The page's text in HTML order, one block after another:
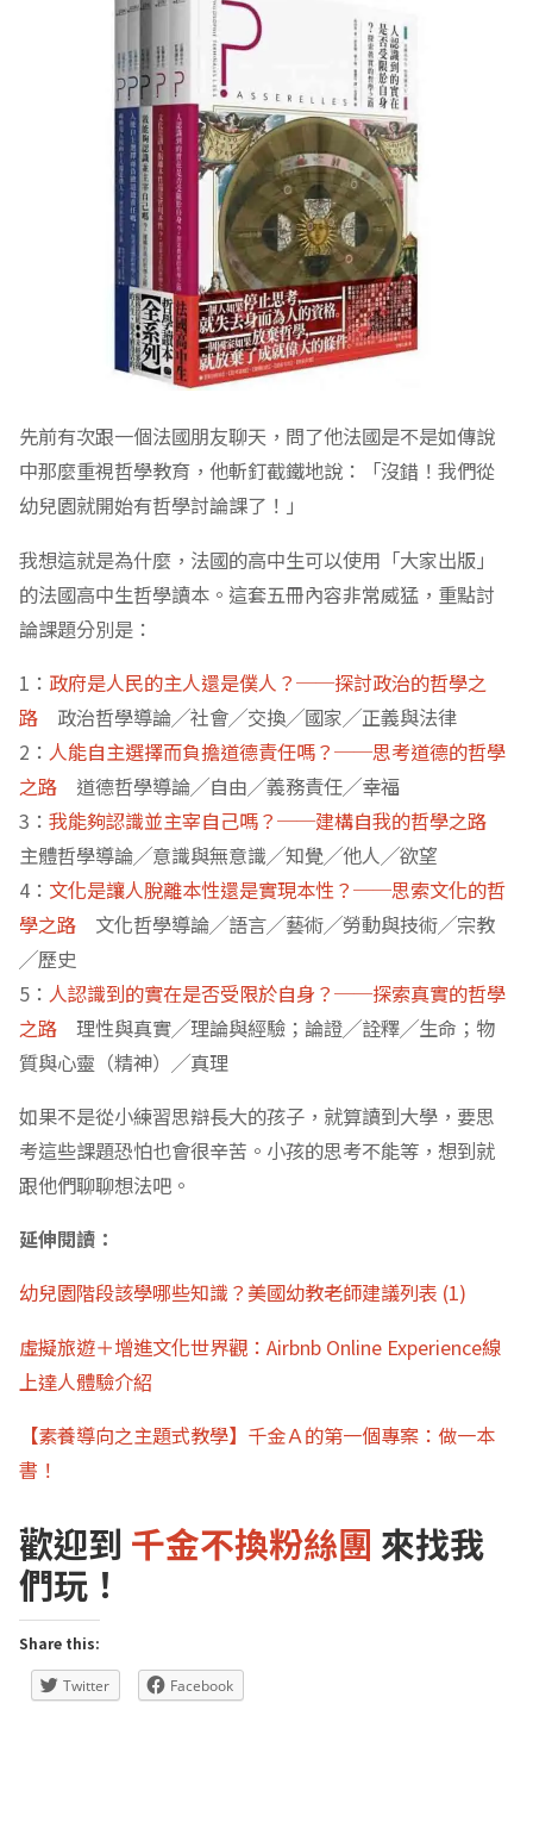
先前有次跟一個法國朋友聊天，問了他法國是不是如傳說
中那麼重視哲學教育，他斬釘截鐵地說：「沒錯！我們從
幼兒園就開始有哲學討論課了！」
我想這就是為什麼，法國的高中生可以使用「大家出版」
的法國高中生哲學讀本。這套五冊內容非常威猛，重點討
論課題分別是：
1： 政府是人民的主人還是僕人？──探討政治的哲學之
路 政治哲學導論╱社會╱交換╱國家╱正義與法律
2：人能自主選擇而負擔道德責任嗎？──思考道德的哲學
之路 道德哲學導論╱自由╱義務責任╱幸福
3：我能夠認識並主宰自己嗎？──建構自我的哲學之路
主體哲學導論╱意識與無意識╱知覺╱他人╱欲望
4： 文化是讓人脫離本性還是實現本性？──思索文化的哲
學之路 文化哲學導論╱語言╱藝術╱勞動與技術╱宗教
╱歷史
5：人認識到的實在是否受限於自身？──探索真實的哲學
之路 理性與真實╱理論與經驗；論證╱詮釋╱生命；物
質與心靈（精神）╱真理
如果不是從小練習思辯長大的孩子，就算讀到大學，要思
考這些課題恐怕也會很辛苦。小孩的思考不能等，想到就
跟他們聊聊想法吧。
延伸閱讀：
幼兒園階段該學哪些知識？美國幼教老師建議列表 (1)
虛擬旅遊＋增進文化世界觀：Airbnb Online Experience線
上達人體驗介紹
【素養導向之主題式教學】千金Ａ的第一個專案：做一本
書！
歡迎到 千金不換粉絲團 來找我
們玩！
Share this:
Twitter Facebook